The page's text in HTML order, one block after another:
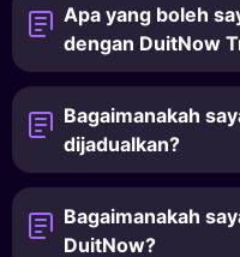
Apa yang boleh
dengan DuitNow
Bagaimanakah
dijadualkan?
Bagaimanakah
DuitNow?